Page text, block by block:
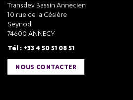
Transdev Bassin Annecien
10 rue de la Césière
Seynod
74600 ANNECY
Tél : +33 4 50 51 08 51
NOUS CONTACTER